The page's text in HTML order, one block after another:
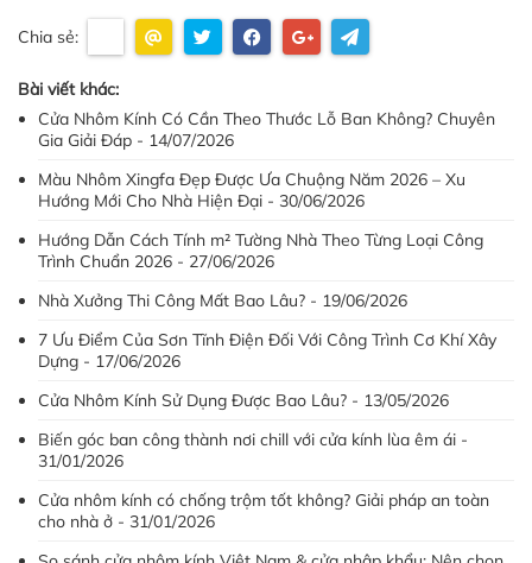
Chia sẻ:
Bài viết khác:
Cửa Nhôm Kính Có Cần Theo Thước Lỗ Ban Không? Chuyên
Gia Giải Đáp - 14/07/2026
Màu Nhôm Xingfa Đẹp Được Ưa Chuộng Năm 2026 – Xu
Hướng Mới Cho Nhà Hiện Đại - 30/06/2026
Hướng Dẫn Cách Tính m² Tường Nhà Theo Từng Loại Công
Trình Chuẩn 2026 - 27/06/2026
Nhà Xưởng Thi Công Mất Bao Lâu? - 19/06/2026
7 Ưu Điểm Của Sơn Tĩnh Điện Đối Với Công Trình Cơ Khí Xây
Dựng - 17/06/2026
Cửa Nhôm Kính Sử Dụng Được Bao Lâu? - 13/05/2026
Biến góc ban công thành nơi chill với cửa kính lùa êm ái -
31/01/2026
Cửa nhôm kính có chống trộm tốt không? Giải pháp an toàn
cho nhà ở - 31/01/2026